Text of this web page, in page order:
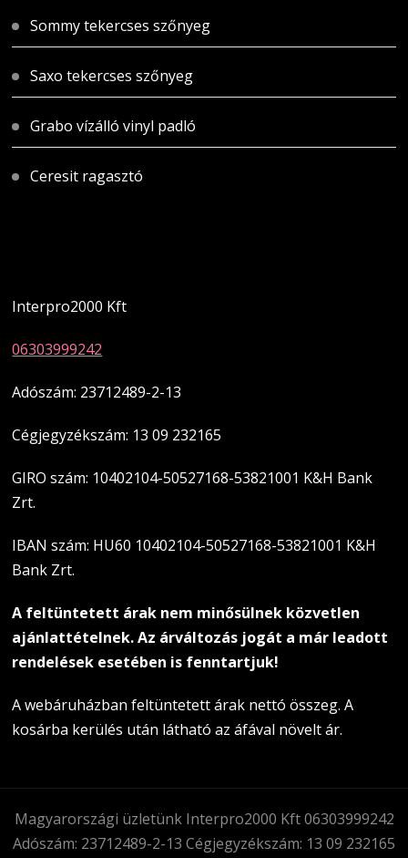
Sommy tekercses szőnyeg
Saxo tekercses szőnyeg
Grabo vízálló vinyl padló
Ceresit ragasztó
Interpro2000 Kft
06303999242
Adószám: 23712489-2-13
Cégjegyzékszám: 13 09 232165
GIRO szám: 10402104-50527168-53821001 K&H Bank
Zrt.
IBAN szám: HU60 10402104-50527168-53821001 K&H
Bank Zrt.
A feltüntetett árak nem minősülnek közvetlen
ajánlattételnek. Az árváltozás jogát a már leadott
rendelések esetében is fenntartjuk!
A webáruházban feltüntetett árak nettó összeg. A
kosárba kerülés után látható az áfával növelt ár.
Magyarországi üzletünk Interpro2000 Kft 06303999242
Adószám: 23712489-2-13 Cégjegyzékszám: 13 09 232165